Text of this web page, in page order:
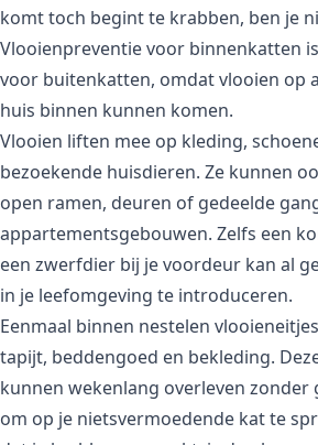
komt toch begint te krabben, ben je
Vlooienpreventie voor binnenkatten
voor buitenkatten, omdat vlooien op
huis binnen kunnen komen.
Vlooien liften mee op kleding,
bezoekende huisdieren. Ze kunnen
open ramen, deuren of gedeelde
appartementsgebouwen. Zelfs een
een zwerfdier bij je voordeur kan al
in je leefomgeving te introduceren.
Eenmaal binnen nestelen
tapijt, beddengoed en bekleding.
kunnen wekenlang overleven zonder
om op je nietsvermoedende kat te